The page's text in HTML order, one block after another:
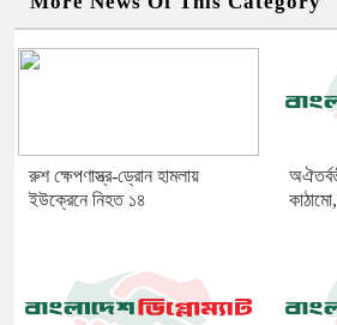
রুশ ক্ষেপণাস্ত্র-ড্রোন হামলায়
ইউক্রেনে নিহত ১৪